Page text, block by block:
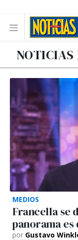
NOTICIAS
MEDIOS
Francella se
panorama
por Gustavo